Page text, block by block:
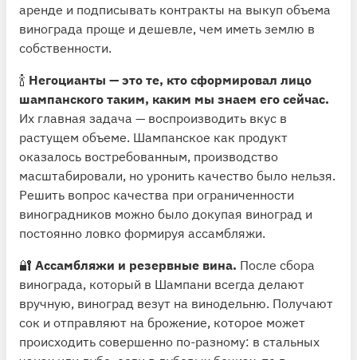
аренде и подписывать контракты на выкуп объема
винограда проще и дешевле, чем иметь землю в
собственности.
🍾 Негоцианты — это те, кто сформировал лицо
шампанского таким, каким мы знаем его сейчас.
Их главная задача — воспроизводить вкус в
растущем объеме. Шампанское как продукт
оказалось востребованным, производство
масштабировали, но уронить качество было нельзя.
Решить вопрос качества при ограниченности
виноградников можно было докупая виноград и
постоянно ловко формируя ассамбляжи.
🔐 Ассамбляжи и резервные вина. После сбора
винограда, который в Шампани всегда делают
вручную, виноград везут на винодельню. Получают
сок и отправляют на брожение, которое может
происходить совершенно по-разному: в стальных